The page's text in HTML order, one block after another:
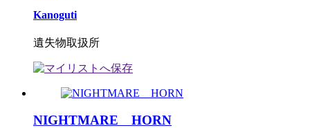
Kanoguti
遺失物取扱所
NIGHTMARE HORN